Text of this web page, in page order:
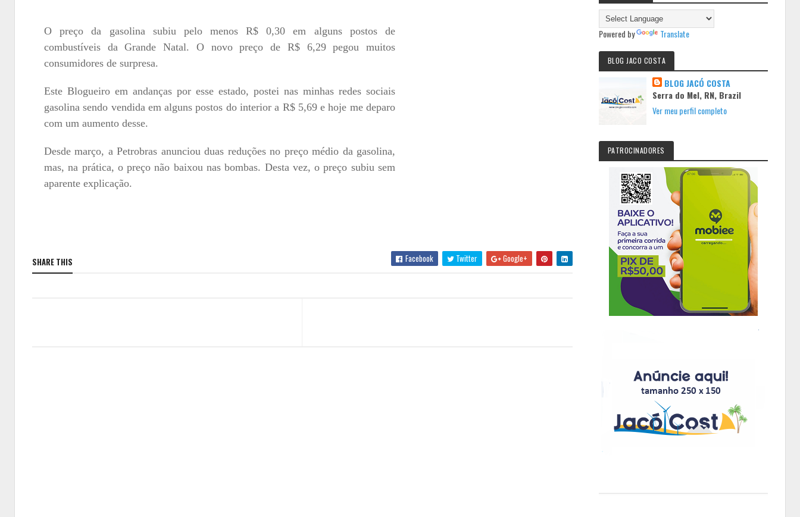
O preço da gasolina subiu pelo menos R$ 0,30 em alguns postos de
combustíveis da Grande Natal. O novo preço de R$ 6,29 pegou muitos
consumidores de surpresa.
Este Blogueiro em andanças por esse estado, postei nas minhas redes sociais
gasolina sendo vendida em alguns postos do interior a R$ 5,69 e hoje me deparo
com um aumento desse.
Desde março, a Petrobras anunciou duas reduções no preço médio da gasolina,
mas, na prática, o preço não baixou nas bombas. Desta vez, o preço subiu sem
aparente explicação.
SHARE THIS Facebook Twitter Google+
Powered by Translate
BLOG JACO COSTA
BLOG JACÓ COSTA
Serra do Mel, RN, Brazil
Ver meu perfil completo
PATROCINADORES